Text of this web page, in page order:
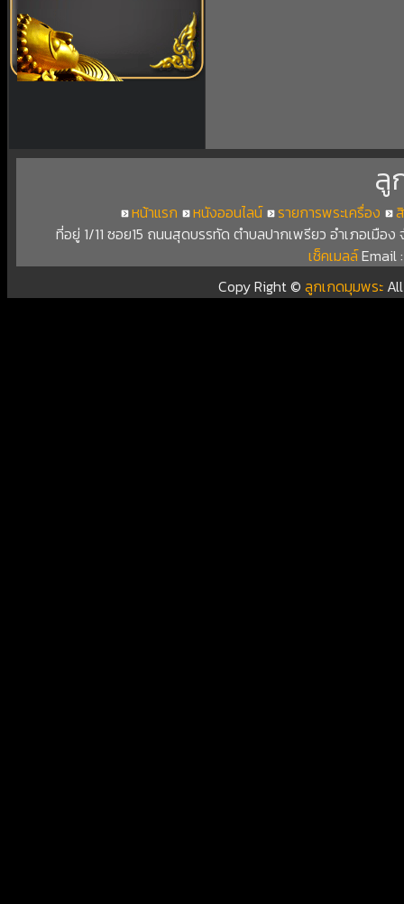
ลู
หน้าแรก หนังออนไลน์ รายการพระเครื่อง
ที่อยู่ 1/11 ซอย15 ถนนสุดบรรทัด ตำบลปากเพรียว อำเภอเมือ
เช็คเมลล์Email
Copy Right ©ลูกเกดมุมพระ